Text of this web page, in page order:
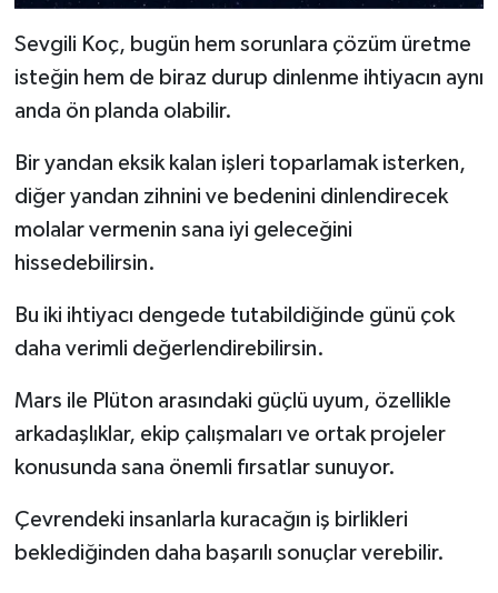
Sevgili Koç, bugün hem sorunlara çözüm üretme
isteğin hem de biraz durup dinlenme ihtiyacın aynı
anda ön planda olabilir.
Bir yandan eksik kalan işleri toparlamak isterken,
diğer yandan zihnini ve bedenini dinlendirecek
molalar vermenin sana iyi geleceğini
hissedebilirsin.
Bu iki ihtiyacı dengede tutabildiğinde günü çok
daha verimli değerlendirebilirsin.
Mars ile Plüton arasındaki güçlü uyum, özellikle
arkadaşlıklar, ekip çalışmaları ve ortak projeler
konusunda sana önemli fırsatlar sunuyor.
Çevrendeki insanlarla kuracağın iş birlikleri
beklediğinden daha başarılı sonuçlar verebilir.